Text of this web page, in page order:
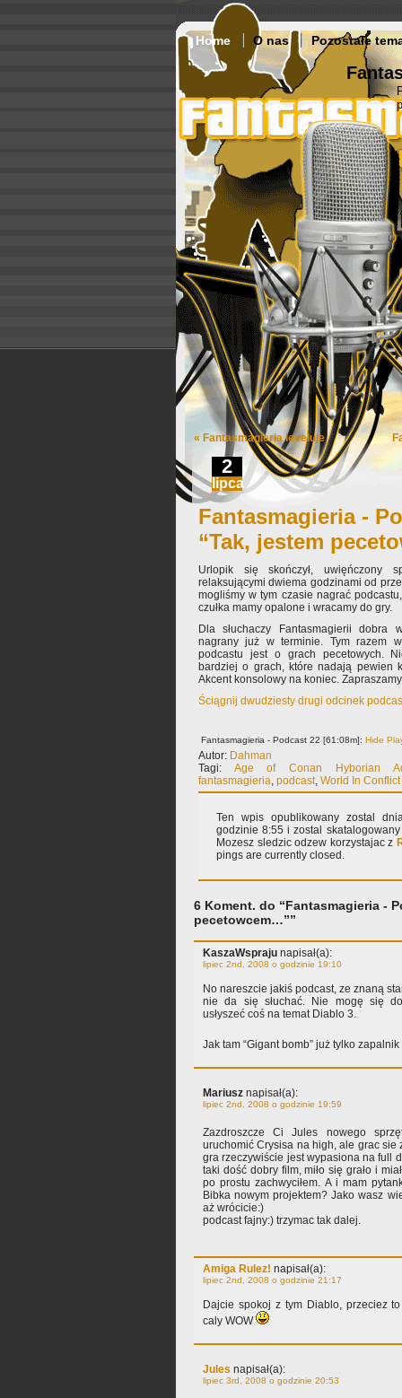
Home O nas Pozostałe
« Fantasmagieria leveluje
2
lipca
Fantasmagieria -
“Tak, jestem
Urlopik się skończył, uwięńczony
relaksującymi dwiema godzinami od
mogliśmy w tym czasie nagrać
czułka mamy opalone i wracamy do gry.
Dla słuchaczy Fantasmagierii dobra
nagrany już w terminie. Tym razem
podcastu jest o grach pecetowych.
bardziej o grach, które nadają pewien
Akcent konsolowy na koniec.
Ściągnij dwudziesty drugi odcinek
Fantasmagieria - Podcast 22 [61:08m]: Hide
Autor: Dahman
Tagi: Age of Conan Hyborian
fantasmagieria, podcast, World In Conflict
Ten wpis opublikowany zostal
godzinie 8:55 i zostal
Mozesz sledzic odzew korzystajac z
pings are currently closed.
6 Koment. do “Fantasmagieria -
pecetowcem…””
KaszaWspraju napisał(a):
lipiec 2nd, 2008 o godzinie 19:10
No nareszcie jakiś podcast, ze znaną
nie da się słuchać. Nie mogę się
usłyszeć coś na temat Diablo 3.
Jak tam “Gigant bomb” już tylko
Mariusz napisał(a):
lipiec 2nd, 2008 o godzinie 19:59
Zazdroszcze Ci Jules nowego
uruchomić Crysisa na high, ale grac sie
gra rzeczywiście jest wypasiona na full
taki dość dobry film, miło się grało i
po prostu zachwyciłem. A i mam
Bibka nowym projektem? Jako wasz
aż wrócicie:)
podcast fajny:) trzymac tak dalej.
Amiga Rulez! napisał(a):
lipiec 2nd, 2008 o godzinie 21:17
Dajcie spokoj z tym Diablo, przeciez
caly WOW
Jules napisał(a):
lipiec 3rd, 2008 o godzinie 20:53